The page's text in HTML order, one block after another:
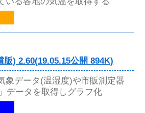
) 2.60(19.05.15公開 894K)
象データ(温湿度)や市販測定器
データを取得しグラフ化